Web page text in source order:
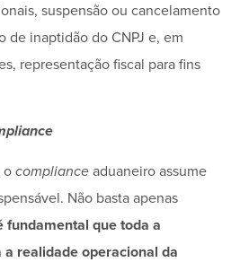
suspensão ou cancelamento
de inaptidão do CNPJ e, em
representação fiscal para fins
o compliance aduaneiro assume
Não basta apenas
fundamental que toda a
realidade operacional da